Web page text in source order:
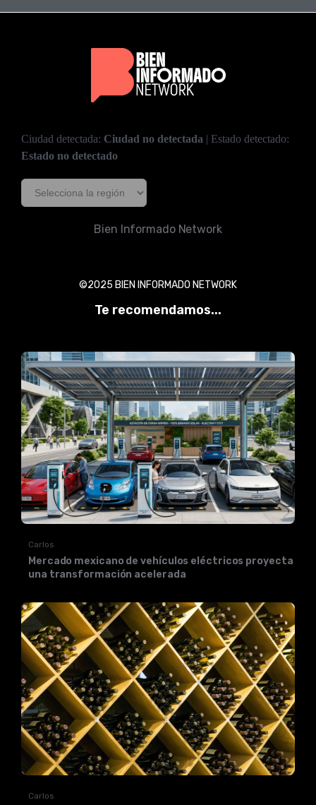
Ciudad detectada: Ciudad no detectada | Estado detectado:
Estado no detectado
Bien Informado Network
©2025 BIEN INFORMADO NETWORK
Te recomendamos...
Carlos
Mercado mexicano de vehículos eléctricos proyecta
una transformación acelerada
Carlos